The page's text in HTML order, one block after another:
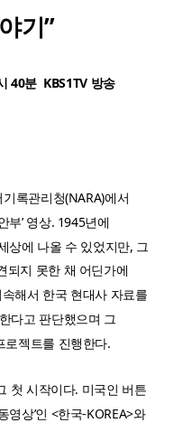
기”
40분 KBS1TV 방송
록관리청(NARA)에서
부’ 영상. 1945년에
상에 나올 수 있었지만, 그
되지 못한 채 어딘가에
해서 한국 현대사 자료를
다고 판단했으며 그
로젝트를 진행한다.
첫 시작이다. 미국인 버튼
영상’인 <한국-KOREA>와